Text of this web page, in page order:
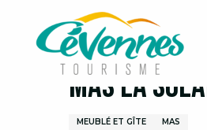
contenu
Accueil Organiser son
Mas La
MEUBLÉ ET GÎTE MAS